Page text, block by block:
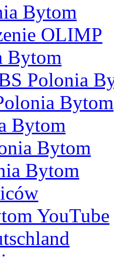
Bytom
OLIMP
Bytom
Polonia
Bytom
Bytom
Bytom
Bytom
YouTube